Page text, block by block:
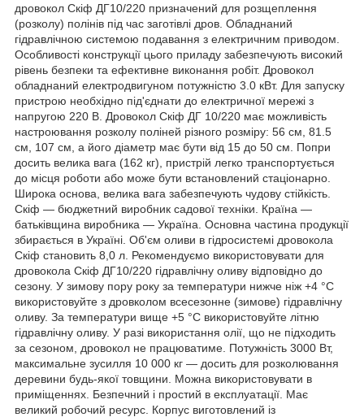
дровокол Скіф ДГ10/220 призначений для розщеплення
(розколу) полінів під час заготівлі дров. Обладнаний
гідравлічною системою подавання з електричним приводом.
Особливості конструкції цього приладу забезпечують високий
рівень безпеки та ефективне виконання робіт. Дровокол
обладнаний електродвигуном потужністю 3.0 кВт. Для запуску
пристрою необхідно під'єднати до електричної мережі з
напругою 220 В. Дровокол Скіф ДГ 10/220 має можливість
настроювання розколу поліней різного розміру: 56 см, 81.5
см, 107 см, а його діаметр має бути від 15 до 50 см. Попри
досить велика вага (162 кг), пристрій легко транспортується
до місця роботи або може бути встановлений стаціонарно.
Широка основа, велика вага забезпечують чудову стійкість.
Скіф — бюджетний виробник садової техніки. Країна —
батьківщина виробника — Україна. Основна частина продукції
збирається в Україні. Об'єм оливи в гідросистемі дровокола
Скіф становить 8,0 л. Рекомендуємо використовувати для
дровокола Скіф ДГ10/220 гідравлічну оливу відповідно до
сезону. У зимову пору року за температури нижче ніж +4 °C
використовуйте з дровколом всесезонне (зимове) гідравлічну
оливу. За температури вище +5 °C використовуйте літню
гідравлічну оливу. У разі використання олії, що не підходить
за сезоном, дровокол не працюватиме. Потужність 3000 Вт,
максимальне зусилля 10 000 кг — досить для розколювання
деревини будь-якої товщини. Можна використовувати в
приміщеннях. Безпечний і простий в експлуатації. Має
великий робочий ресурс. Корпус виготовлений із